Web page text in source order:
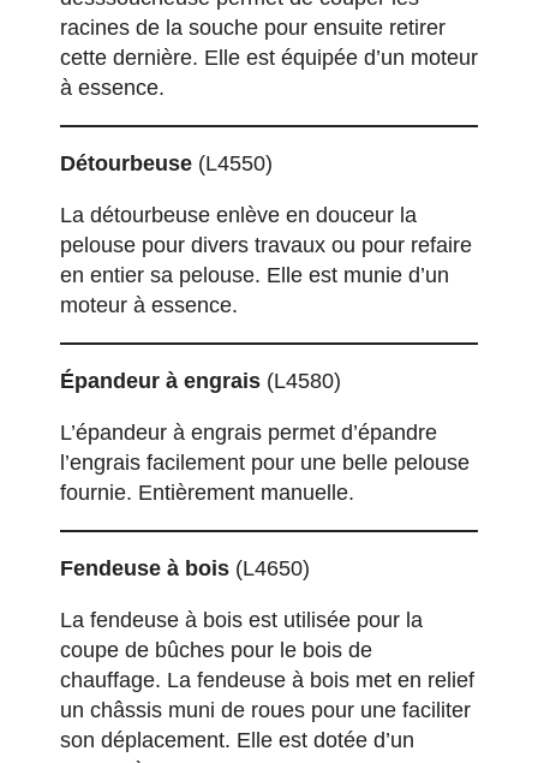
racines de la souche pour ensuite retirer
cette dernière. Elle est équipée d’un moteur
à essence.
Détourbeuse (L4550)
La détourbeuse enlève en douceur la
pelouse pour divers travaux ou pour refaire
en entier sa pelouse. Elle est munie d’un
moteur à essence.
Épandeur à engrais (L4580)
L’épandeur à engrais permet d’épandre
l’engrais facilement pour une belle pelouse
fournie. Entièrement manuelle.
Fendeuse à bois (L4650)
La fendeuse à bois est utilisée pour la
coupe de bûches pour le bois de
chauffage. La fendeuse à bois met en relief
un châssis muni de roues pour une faciliter
son déplacement. Elle est dotée d’un